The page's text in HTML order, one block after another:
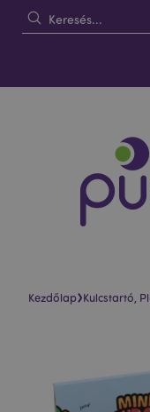
Kezdőlap›Kulcstartó,
végére
elejére